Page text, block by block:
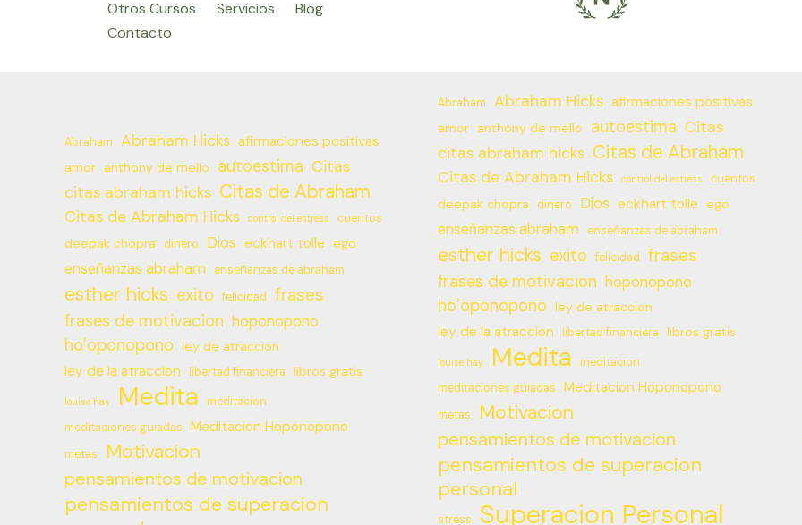
Otros Cursos
Servicios
Blog
Contacto
Abraham Abraham Hicks afirmaciones positivas
amor anthony de mello autoestima Citas
citas abraham hicks Citas de Abraham
Citas de Abraham Hicks control del estress cuentos
deepak chopra dinero Dios eckhart tolle ego
enseñanzas abraham enseñanzas de abraham
esther hicks exito felicidad frases
frases de motivacion hoponopono
ho’oponopono ley de atraccion
ley de la atraccion libertad financiera libros gratis
louise hay Medita
meditacion
meditaciones guiadas
Meditacion Hoponopono
metas Motivacion
pensamientos de motivacion
pensamientos de superacion
Abraham Abraham Hicks afirmaciones positivas
amor anthony de mello autoestima Citas
citas abraham hicks Citas de Abraham
Citas de Abraham Hicks control del estress cuentos
deepak chopra dinero Dios eckhart tolle ego
enseñanzas abraham enseñanzas de abraham
esther hicks exito felicidad frases
frases de motivacion hoponopono
ho’oponopono ley de atraccion
ley de la atraccion libertad financiera libros gratis
louise hay Medita
meditacion
meditaciones guiadas
Meditacion Hoponopono
metas Motivacion
pensamientos de motivacion
pensamientos de superacion
personal
stress Superacion Personal